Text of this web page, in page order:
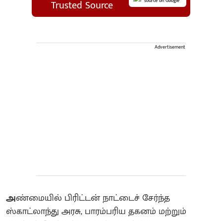
Trusted Source
Advertisement
அண்மையில் பிரிட்டன் நாட்டைச் சேர்ந்த
ஸ்காட்லாந்து அரசு, பாரம்பரிய தகனம் மற்றும்